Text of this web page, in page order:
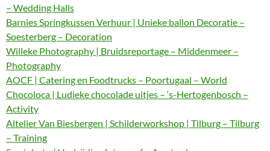
– Wedding Halls
Barnies Springkussen Verhuur | Unieke ballon Decoratie –
Soesterberg – Decoration
Willeke Photography | Bruidsreportage – Middenmeer –
Photography
AOCF | Catering en Foodtrucks – Poortugaal – World
Chocoloca | Ludieke chocolade uitjes – ‘s-Hertogenbosch –
Activity
Altelier Van Biesbergen | Schilderworkshop | Tilburg – Tilburg
– Training